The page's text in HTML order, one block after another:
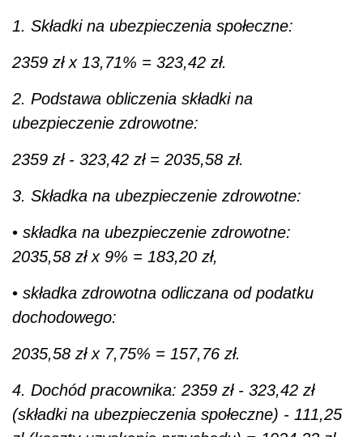
1. Składki na ubezpieczenia społeczne:
2359 zł x 13,71% = 323,42 zł.
2. Podstawa obliczenia składki na
ubezpieczenie zdrowotne:
2359 zł - 323,42 zł = 2035,58 zł.
3. Składka na ubezpieczenie zdrowotne:
• składka na ubezpieczenie zdrowotne:
2035,58 zł x 9% = 183,20 zł,
• składka zdrowotna odliczana od podatku
dochodowego:
2035,58 zł x 7,75% = 157,76 zł.
4. Dochód pracownika: 2359 zł - 323,42 zł
(składki na ubezpieczenia społeczne) - 111,25